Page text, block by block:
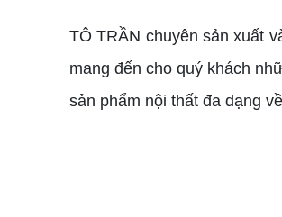
TÔ TRẦN chuyên sản xuất
mang đến cho quý khách
sản phẩm nội thất đa dạng